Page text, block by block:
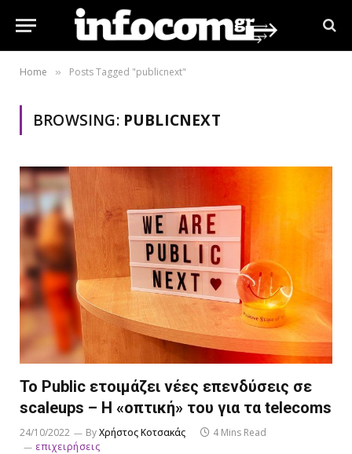
Home » Posts Tagged "publicnext"
BROWSING: PUBLICNEXT
Το Public ετοιμάζει νέες επενδύσεις σε
scaleups – Η «οπτική» του για τα telecoms
24/10/2022 ByΧρήστος Κοτσακάς
4 Mins Read
επιχειρήσεις